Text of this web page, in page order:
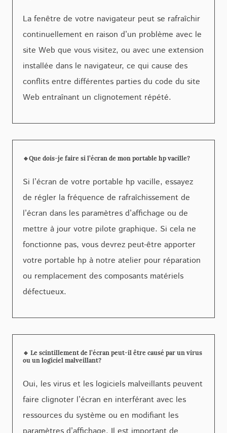
La fenêtre de votre navigateur peut se rafraîchir
continuellement en raison d’un problème avec le
site Web que vous visitez, ou avec une extension
installée dans le navigateur, ce qui cause des
conflits entre différentes parties du code du site
Web entraînant un clignotement répété.
🔹Que dois-je faire si l’écran de mon portable hp vacille?
Si l’écran de votre portable hp vacille, essayez
de régler la fréquence de rafraîchissement de
l’écran dans les paramètres d’affichage ou de
mettre à jour votre pilote graphique. Si cela ne
fonctionne pas, vous devrez peut-être apporter
votre portable hp à notre atelier pour réparation
ou remplacement des composants matériels
défectueux.
🔹 Le scintillement de l’écran peut-il être causé par un virus
ou un logiciel malveillant?
Oui, les virus et les logiciels malveillants peuvent
faire clignoter l’écran en interférant avec les
ressources du système ou en modifiant les